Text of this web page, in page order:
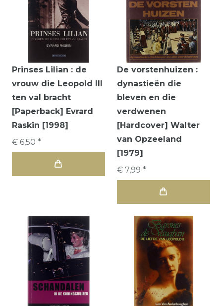
Prinses Lilian : de
vrouw die Leopold III
ten val bracht
[Paperback] Evrard
Raskin [1998]
€ 6,50 *
De vorstenhuizen :
dynastieën die
bleven en die
verdwenen
[Hardcover] Walter
van Opzeeland
[1979]
€ 7,99 *